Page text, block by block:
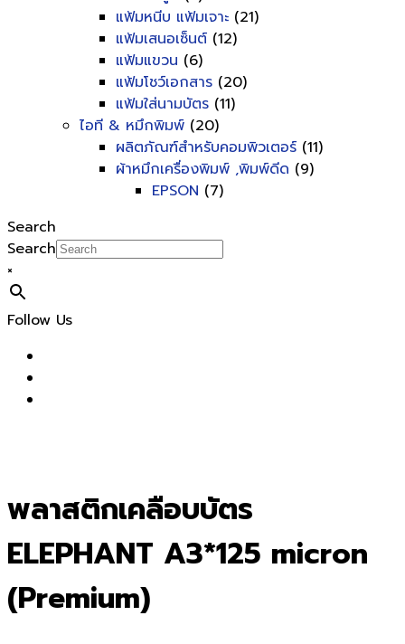
แฟ้มหนีบ แฟ้มเจาะ (21)
แฟ้มเสนอเซ็นต์ (12)
แฟ้มแขวน (6)
แฟ้มโชว์เอกสาร (20)
แฟ้มใส่นามบัตร (11)
ไอที & หมึกพิมพ์ (20)
ผลิตภัณฑ์สำหรับคอมพิวเตอร์ (11)
ผ้าหมึกเครื่องพิมพ์ ,พิมพ์ดีด (9)
EPSON (7)
Search
Search
×
Follow Us
พลาสติกเคลือบบัตร
ELEPHANT A3*125 micron
(Premium)